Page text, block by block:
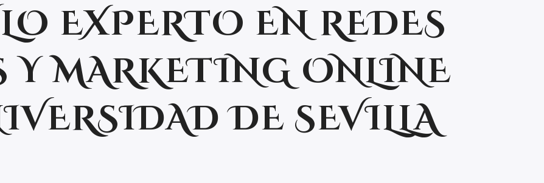
EXPERTO EN REDES
Y MARKETING ONLINE
DE SEVILLA